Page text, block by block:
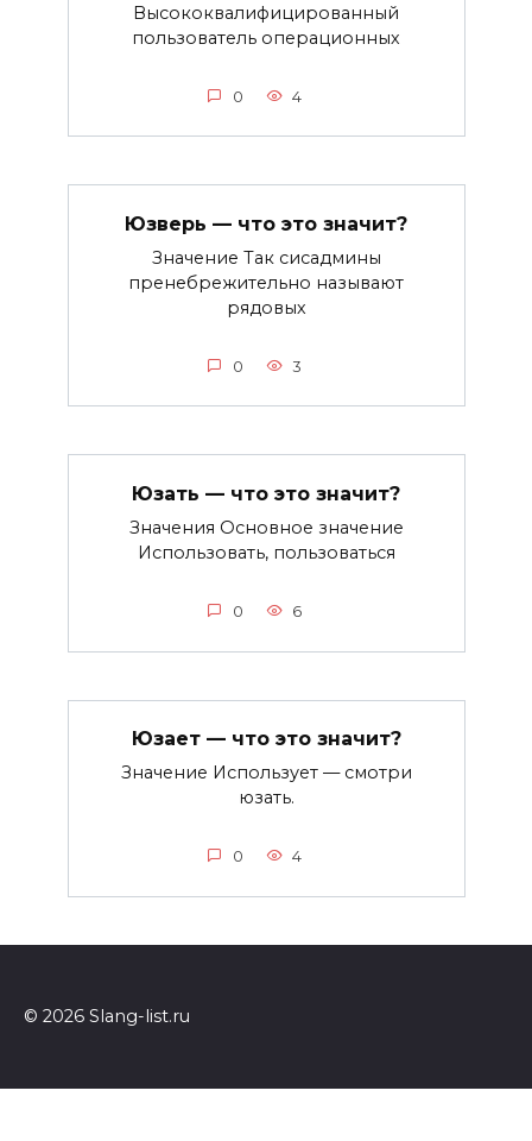
Высококвалифицированный
пользователь операционных
0 4
Юзверь — что это значит?
Значение Так сисадмины
пренебрежительно называют
рядовых
0 3
Юзать — что это значит?
Значения Основное значение
Использовать, пользоваться
0 6
Юзает — что это значит?
Значение Использует — смотри
юзать.
0 4
© 2026 Slang-list.ru